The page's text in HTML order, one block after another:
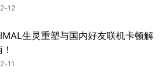
12
生灵重塑与国内好友联机卡顿解
11